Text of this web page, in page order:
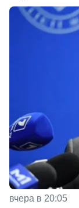
вчера в 20:05